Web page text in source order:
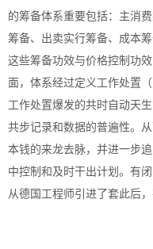
的筹备体系重要包括：主消
筹备、出卖实行筹备、成本
这些筹备功效与价格控制功
面，体系经过定义工作处置
工作处置爆发的共时自动天
共步记录和数据的普遍性。
本钱的来龙去脉，并进一步
中控制和及时干出计划。有
从德国工程师引进了套此后